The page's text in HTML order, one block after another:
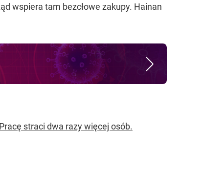
wspiera tam bezcłowe zakupy. Hainan
straci dwa razy więcej osób.